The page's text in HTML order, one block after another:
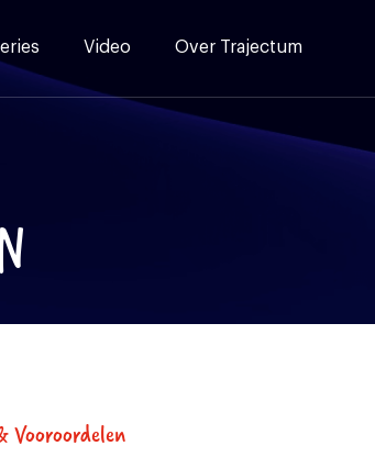
Video Over Trajectum
Vooroordelen